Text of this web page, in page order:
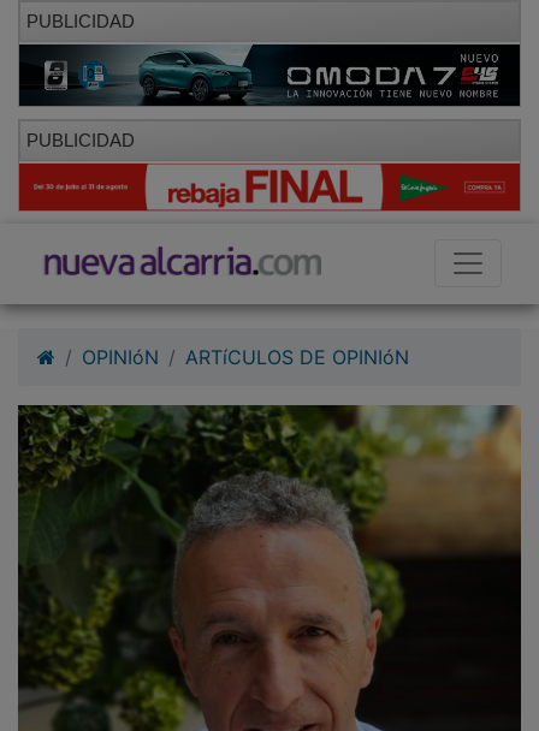
PUBLICIDAD
PUBLICIDAD